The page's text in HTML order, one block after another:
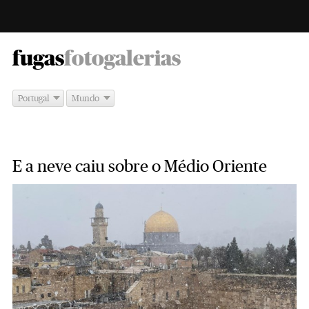
fugas -
fotogalerias
Portugal Mundo
E a neve caiu sobre o Médio Oriente